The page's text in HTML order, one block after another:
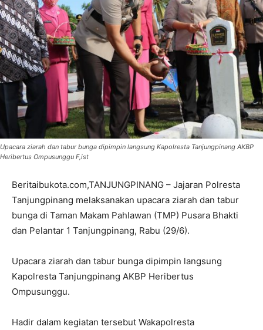
Upacara ziarah dan tabur bunga dipimpin langsung Kapolresta Tanjungpinang AKBP
Heribertus Ompusunggu F,ist
Beritaibukota.com,TANJUNGPINANG – Jajaran Polresta
Tanjungpinang melaksanakan upacara ziarah dan tabur
bunga di Taman Makam Pahlawan (TMP) Pusara Bhakti
dan Pelantar 1 Tanjungpinang, Rabu (29/6).
Upacara ziarah dan tabur bunga dipimpin langsung
Kapolresta Tanjungpinang AKBP Heribertus
Ompusunggu.
Hadir dalam kegiatan tersebut Wakapolresta